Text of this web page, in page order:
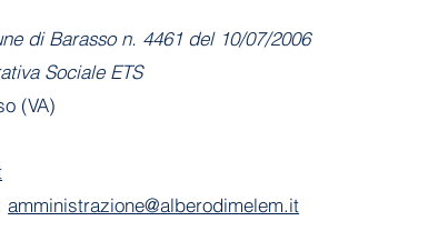
di Barasso n. 4461 del 10/07/2006
Sociale ETS
(VA)
amministrazione@alberodimelem.it